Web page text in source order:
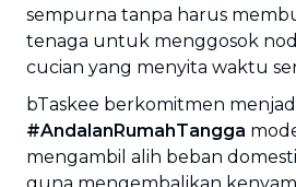
sempurna tanpa harus
tenaga untuk menggosok
cucian yang menyita waktu
bTaskee berkomitmen
#AndalanRumahTangga
mengambil alih beban